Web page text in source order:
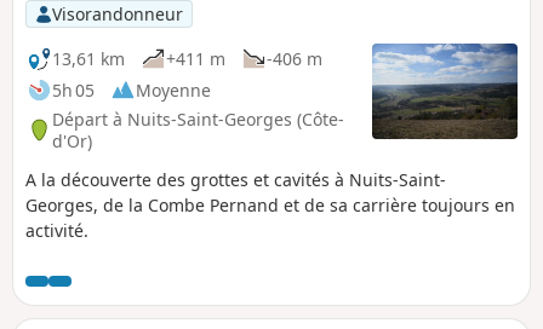
Visorandonneur
13,61 km
+411 m
-406 m
5h 05
Moyenne
Départ à Nuits-Saint-Georges (Côte-
d'Or)
A la découverte des grottes et cavités à Nuits-Saint-
Georges, de la Combe Pernand et de sa carrière toujours en
activité.